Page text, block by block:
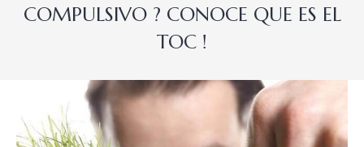
COMPULSIVO ? CONOCE QUE ES EL
TOC !